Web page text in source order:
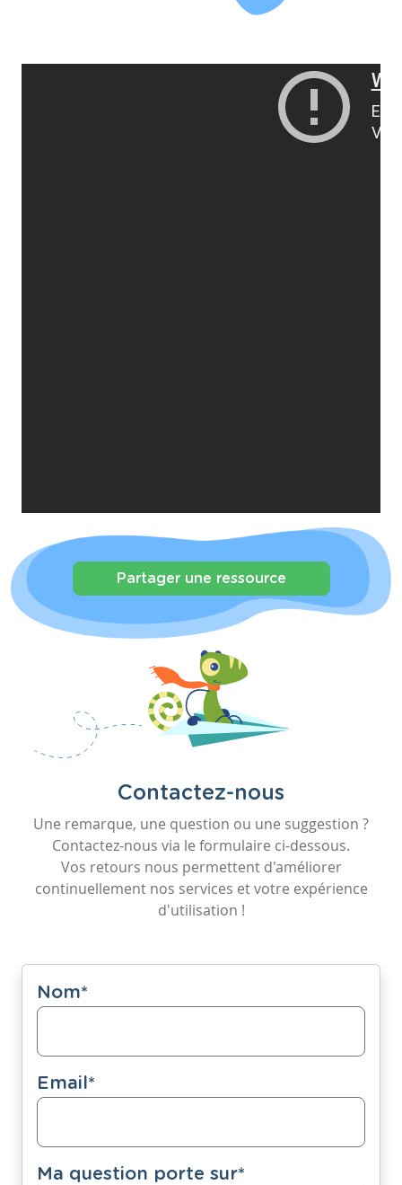
Partager une ressource
Contactez-nous
Une remarque, une question ou une suggestion ?
Contactez-nous via le formulaire ci-dessous.
Vos retours nous permettent d'améliorer
continuellement nos services et votre expérience
d'utilisation !
Nom*
Email*
Ma question porte sur*